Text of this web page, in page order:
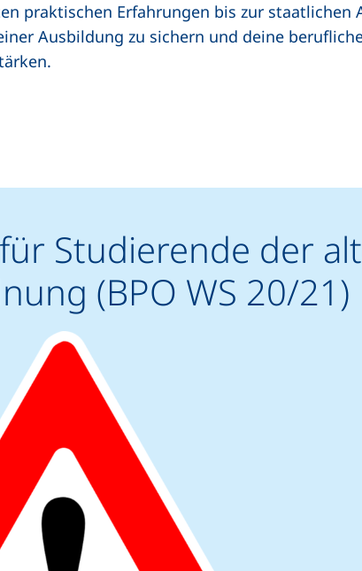
praktischen Erfahrungen bis zur staatlichen
Ausbildung zu sichern und deine
Studierende der
(BPO WS 20/21)